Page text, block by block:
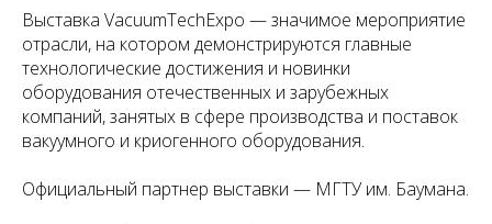
Выставка VacuumTechExpo — значимое мероприятие
отрасли, на котором демонстрируются главные
технологические достижения и новинки
оборудования отечественных и зарубежных
компаний, занятых в сфере производства и поставок
вакуумного и криогенного оборудования.
Официальный партнер выставки — МГТУ им. Баумана.